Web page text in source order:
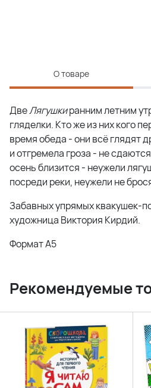
О товаре
ДвеЛягушкиранним летним
гляделки. Кто же из них кого
время обеда - они всё глядят
и отгремела гроза - не
осень близится - неужели
посреди реки, неужели не
Забавных упрямых квакушек-
художница Виктория Кирдий.
Формат А5
Рекомендуемые